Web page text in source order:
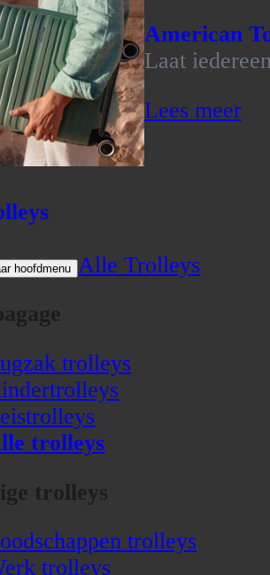
American
Laat
Lees meer
hoofdmenu Alle Trolleys
trolleys
trolleys
trolleys
trolleys
trolleys